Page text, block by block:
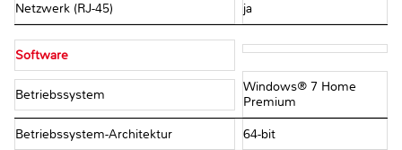
Netzwerk (RJ-45) ja
Software
Betriebssystem
Windows® 7 Home
Premium
Betriebssystem-Architektur 64-bit